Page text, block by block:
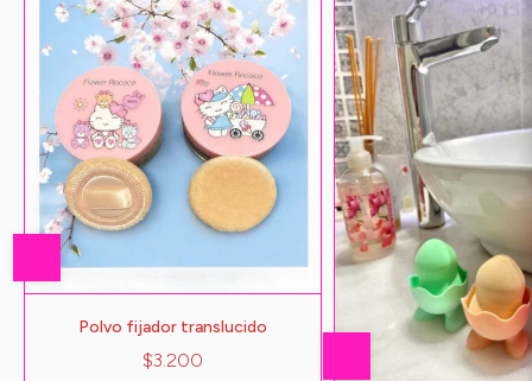
Polvo fijador translucido
$3.200